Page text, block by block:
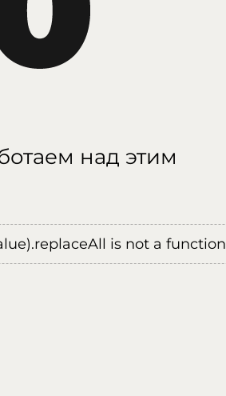
над этим
is not a function